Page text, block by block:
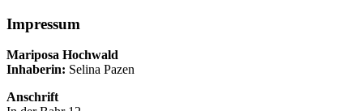
Impressum
Mariposa Hochwald
Inhaberin: Selina Pazen
Anschrift